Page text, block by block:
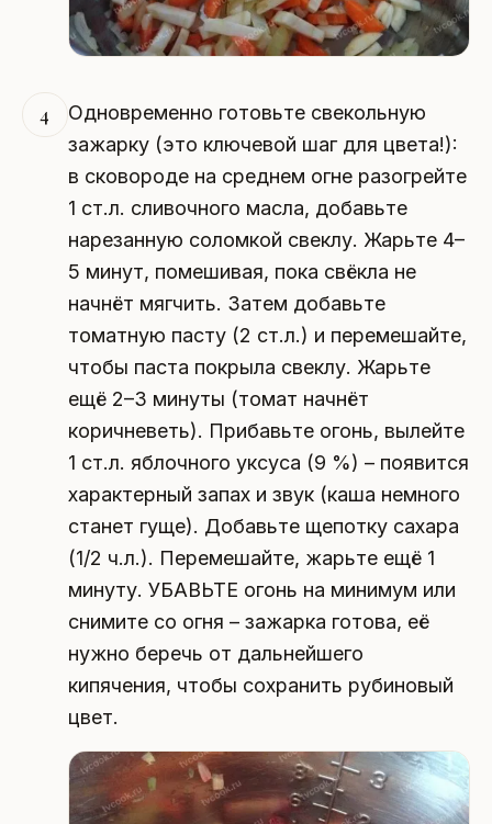
4
Одновременно готовьте свекольную
зажарку (это ключевой шаг для цвета!):
в сковороде на среднем огне разогрейте
1 ст.л. сливочного масла, добавьте
нарезанную соломкой свеклу. Жарьте 4–
5 минут, помешивая, пока свёкла не
начнёт мягчить. Затем добавьте
томатную пасту (2 ст.л.) и перемешайте,
чтобы паста покрыла свеклу. Жарьте
ещё 2–3 минуты (томат начнёт
коричневеть). Прибавьте огонь, вылейте
1 ст.л. яблочного уксуса (9 %) – появится
характерный запах и звук (каша немного
станет гуще). Добавьте щепотку сахара
(1/2 ч.л.). Перемешайте, жарьте ещё 1
минуту. УБАВЬТЕ огонь на минимум или
снимите со огня – зажарка готова, её
нужно беречь от дальнейшего
кипячения, чтобы сохранить рубиновый
цвет.